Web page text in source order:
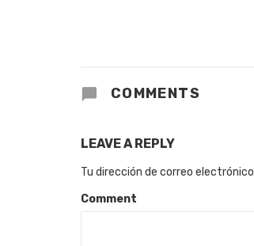
COMMENTS
LEAVE A REPLY
Tu dirección de correo
Comment